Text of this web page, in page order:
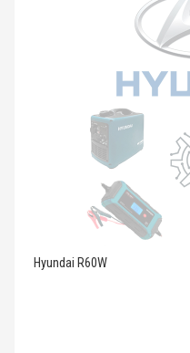
Hyundai R60W